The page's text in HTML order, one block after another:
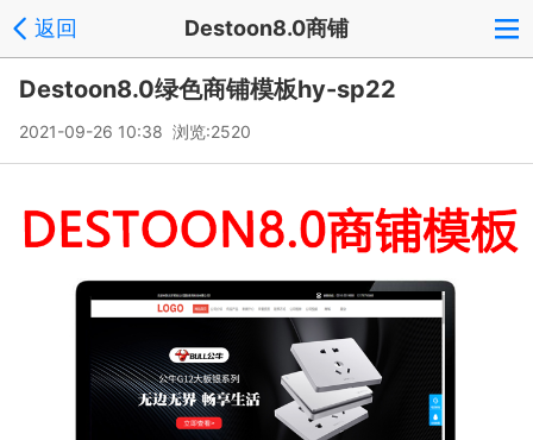
返回 Destoon8.0商铺
Destoon8.0绿色商铺模板hy-sp22
2021-09-26 10:38 浏览:2520